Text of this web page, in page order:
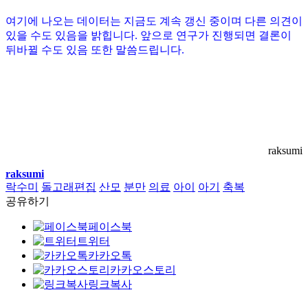
여기에 나오는 데이터는 지금도 계속 갱신 중이며 다른 의견이
있을 수도 있음을 밝힙니다. 앞으로 연구가 진행되면 결론이
뒤바뀔 수도 있음 또한 말씀드립니다.
raksumi
raksumi
락수미
돌고래편집 산모 분만 의료 아이 아기
축복
공유하기
페이스북
트위터
카카오톡
카카오스토리
링크복사